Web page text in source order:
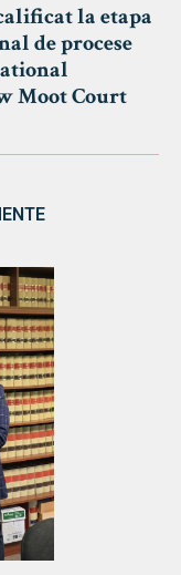
la etapa
de procese
Moot Court